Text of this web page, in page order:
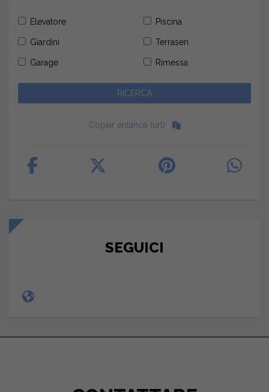
Elevatore Piscina
Giardini Terrasen
Garage Rimessa
Copiar enlance (url)
SEGUICI